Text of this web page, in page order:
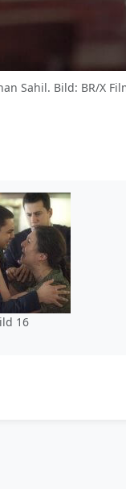
Sahil. Bild: BR/X
16